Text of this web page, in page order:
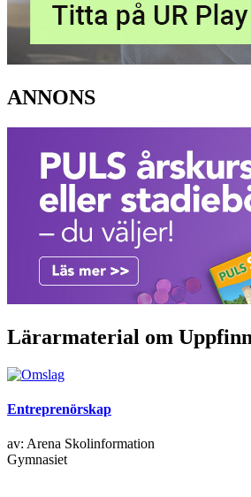
ANNONS
Lärarmaterial om
Entreprenörskap
av: Arena Skolinformation
Gymnasiet